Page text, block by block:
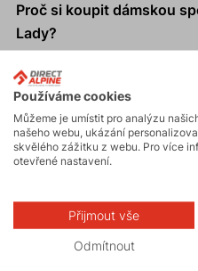
Proč si koupit dámskou
Lady?
Komfortní, bezpečná a
Pohodlná díky prodyšným
Skvělá kombinace
Univerzální použití pro
Dobře sbalitelná.
Aktivity
Používáme cookies
Můžeme je umístit pro analýzu
našeho webu, ukázání
skvělého zážitku z webu. Pro více
otevřené nastavení.
Přijmout vše
Odmítnout